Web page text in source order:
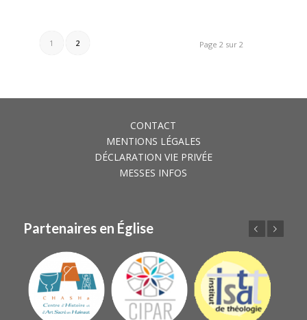
Page 2 sur 2
1 2
CONTACT
MENTIONS LÉGALES
DÉCLARATION VIE PRIVÉE
MESSES INFOS
Partenaires en Église